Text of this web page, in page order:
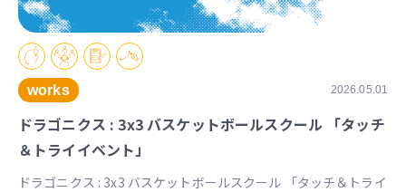
works 2026.05.01
ドラゴニクス : 3x3 バスケットボールスクール 「タッチ
＆トライイベント」
ドラゴニクス : 3x3 バスケットボールスクール 「タッチ＆トライ